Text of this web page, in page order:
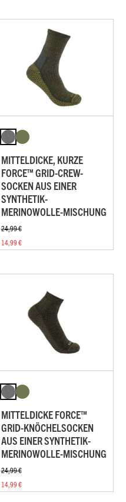
MITTELDICKE, KURZE
FORCE™ GRID-CREW-
SOCKEN AUS EINER
SYNTHETIK-
MERINOWOLLE-MISCHUNG
24,99 €
14,99 €
MITTELDICKE FORCE™
GRID-KNÖCHELSOCKEN
AUS EINER SYNTHETIK-
MERINOWOLLE-MISCHUNG
24,99 €
14,99 €